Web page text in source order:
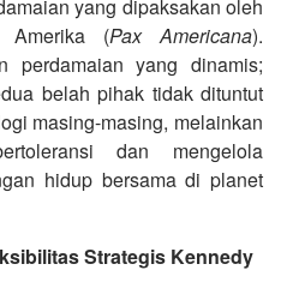
yang dipaksakan oleh
Amerika (Pax Americana).
perdamaian yang dinamis;
belah pihak tidak dituntut
masing-masing, melainkan
dan mengelola
hidup bersama di planet
Strategis Kennedy